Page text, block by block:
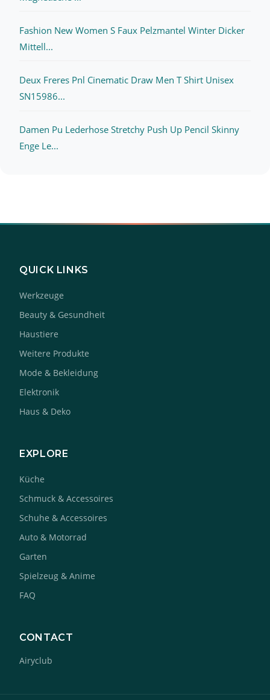
Fashion New Women S Faux Pelzmantel Winter Dicker
Mittell...
Deux Freres Pnl Cinematic Draw Men T Shirt Unisex
SN15986...
Damen Pu Lederhose Stretchy Push Up Pencil Skinny
Enge Le...
QUICK LINKS
Werkzeuge
Beauty & Gesundheit
Haustiere
Weitere Produkte
Mode & Bekleidung
Elektronik
Haus & Deko
EXPLORE
Küche
Schmuck & Accessoires
Schuhe & Accessoires
Auto & Motorrad
Garten
Spielzeug & Anime
FAQ
CONTACT
Airyclub